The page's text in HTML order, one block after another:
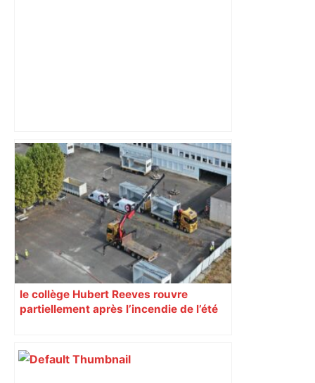
« Rien d'inquiétant » pour Guillaume
Restes, le gardien de Toulouse, après
sa sortie à Metz – L'Équipe
le collège Hubert Reeves rouvre
partiellement après l’incendie de l’été